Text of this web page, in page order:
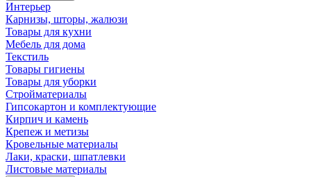
Интерьер
Карнизы, шторы, жалюзи
Товары для кухни
Мебель для дома
Текстиль
Товары гигиены
Товары для уборки
Стройматериалы
Гипсокартон и комплектующие
Кирпич и камень
Крепеж и метизы
Кровельные материалы
Лаки, краски, шпатлевки
Листовые материалы